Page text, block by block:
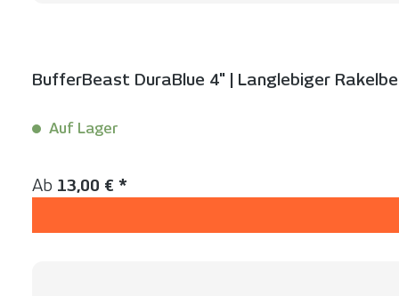
BufferBeast DuraBlue 4" | Langlebiger
Auf Lager
Regulärer Preis:
Ab 13,00 € *